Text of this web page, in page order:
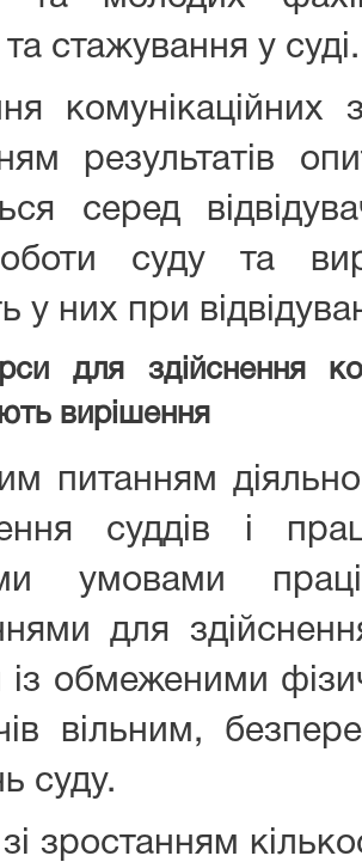
стажування у суді.
комунікаційних
результатів
серед
суду та
у них при
для здійснення
вирішення
питанням
суддів і
умовами
для
із обмеженими
вільним,
суду.
зростанням